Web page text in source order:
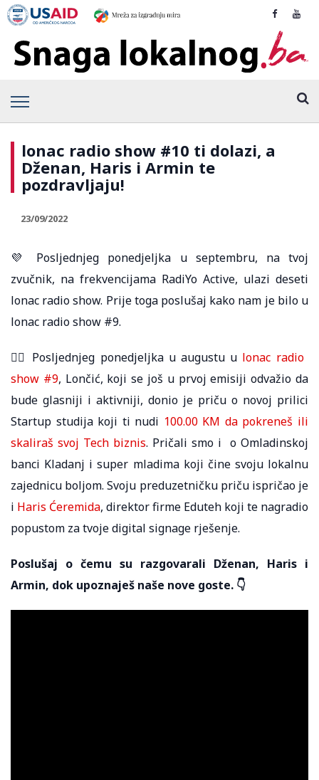
lonac radio show #10 ti dolazi, a
Dženan, Haris i Armin te
pozdravljaju!
23/09/2022
💜 Posljednjeg ponedjeljka u septembru, na tvoj
zvučnik, na frekvencijama RadiYo Active, ulazi deseti
lonac radio show. Prije toga poslušaj kako nam je bilo u
lonac radio show #9.
🦹‍♀️ Posljednjeg ponedjeljka u augustu u lonac radio
show #9, Lončić, koji se još u prvoj emisiji odvažio da
bude glasniji i aktivniji, donio je priču o novoj prilici
Startup studija koji ti nudi 100.00 KM da pokreneš ili
skaliraš svoj Tech biznis. Pričali smo i o Omladinskoj
banci Kladanj i super mladima koji čine svoju lokalnu
zajednicu boljom. Svoju preduzetničku priču ispričao je
i Haris Ćeremida, direktor firme Eduteh koji te nagradio
popustom za tvoje digital signage rješenje.
Poslušaj o čemu su razgovarali Dženan, Haris i
Armin, dok upoznaješ naše nove goste. 👇